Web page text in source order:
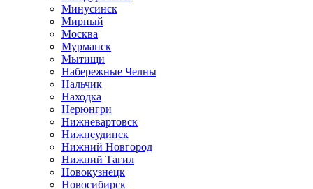
Минусинск
Мирный
Москва
Мурманск
Мытищи
Набережные Челны
Нальчик
Находка
Нерюнгри
Нижневартовск
Нижнеудинск
Нижний Новгород
Нижний Тагил
Новокузнецк
Новосибирск